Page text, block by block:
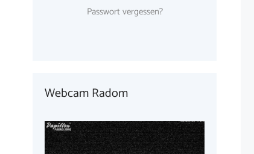
Passwort vergessen?
Webcam Radom